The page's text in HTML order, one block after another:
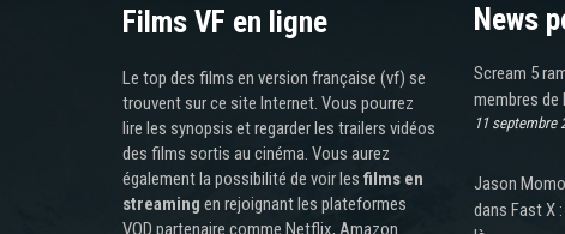
Films VF en ligne
Le top des films en version française (vf) se
trouvent sur ce site Internet. Vous pourrez
lire les synopsis et regarder les trailers vidéos
des films sortis au cinéma. Vous aurez
également la possibilité de voir les films en
streaming en rejoignant les plateformes
VOD partenaire comme Netflix, Amazon
News
Scream 5
membres
11 septembre
Jason
dans Fast X